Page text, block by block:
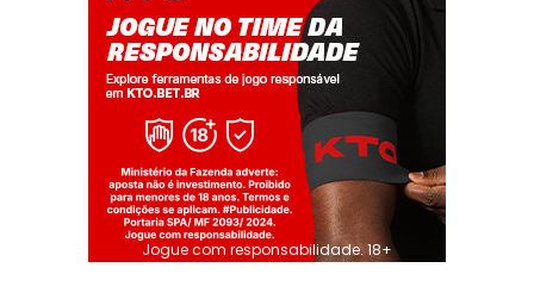
Jogue com responsabilidade. 18+